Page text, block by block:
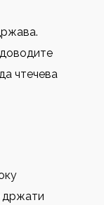
чтечева
држати